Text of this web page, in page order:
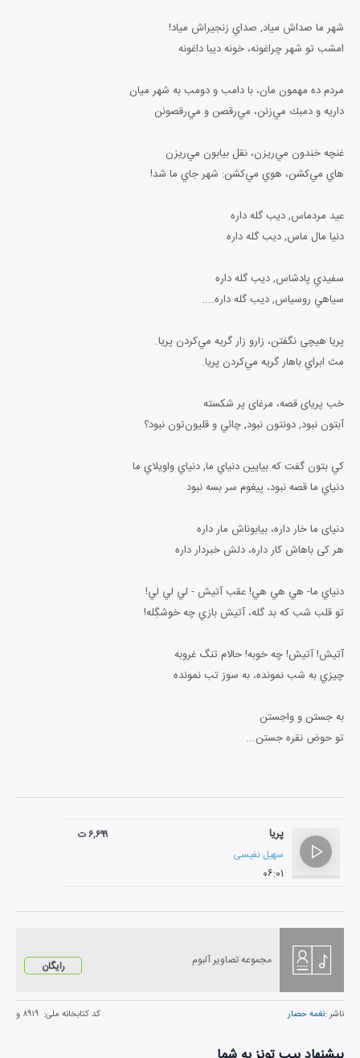
شهر ما صداش مياد, صداي زنجيراش مياد!
امشب تو شهر چراغونه، خونه ديبا داغونه
مردم ده مهمون مان، با دامب و دومب به شهر ميان
داريه و دمبك مي‌زنن، مي‌رقصن و مي‌رقصونن
غنچه خندون مي‌ريزن، نقل بيابون مي‌ريزن
هاي مي‌كشن، هوي مي‌كشن: شهر جاي ما شد!
عيد مردماس, ديب گله داره
دنيا مال ماس, ديب گله داره
سفيدي پادشاس, ديب گله داره
سياهي روسياس, ديب گله داره....
پریا هیچی نگفتن، زارو زار گريه مي‌كردن پريا.
مث ابراي باهار گريه مي‌كردن پريا.
خب پریای قصه، مرغای پر شکسته
آبتون نبود, دونتون نبود, چائي و قليون‌تون نبود؟
كي بتون گفت كه بيايين دنياي ما, دنياي واويلاي ما
دنياي ما قصه نبود، پيغوم سر بسه نبود
دنیای ما خار داره، بیابوناش مار داره
هر کی باهاش کار داره، دلش خبردار داره
دنياي ما- هي هي هي! عقب آتيش - لي لي لي‌!
تو قلب شب كه بد گله، آتيش بازي چه خوشگِله!
آتيش! آتيش! چه خوبه! حالام تنگ غروبه
چيزي به شب نمونده، به سوز تب نمونده
به جستن و واجستن
تو حوض نقره جستن...
پریا
سهیل نفیسی
۰۶:۰۱
۶,۶۹۹ ت
مجموعه تصاویر آلبوم رایگان
ناشر :نغمه حصار کد کتابخانه ملی: ۸۹۱۹ و